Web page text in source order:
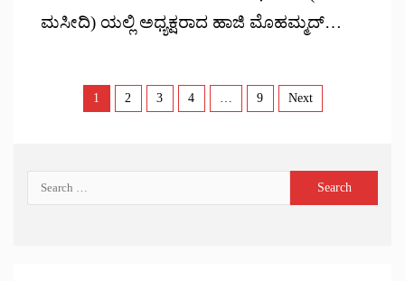
ಮಸೀದಿ) ಯಲ್ಲಿ ಅಧ್ಯಕ್ಷರಾದ ಹಾಜಿ ಮೊಹಮ್ಮದ್…
1 2 3 4 9 Next